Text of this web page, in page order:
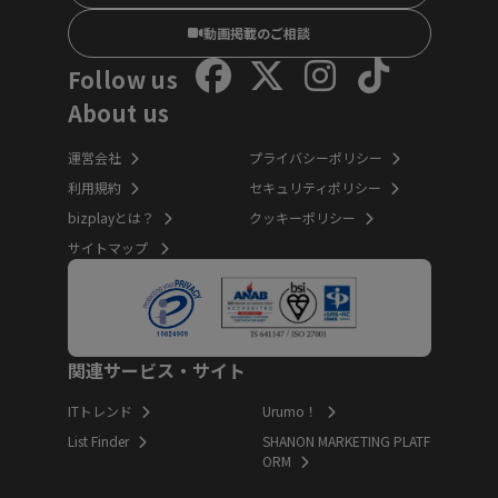
動画掲載のご相談
Follow us
About us
運営会社
利用規約
bizplayとは？
サイトマップ
プライバシーポリシー
セキュリティポリシー
クッキーポリシー
関連サービス・サイト
ITトレンド
List Finder
Urumo！
SHANON MARKETING PLATF
ORM